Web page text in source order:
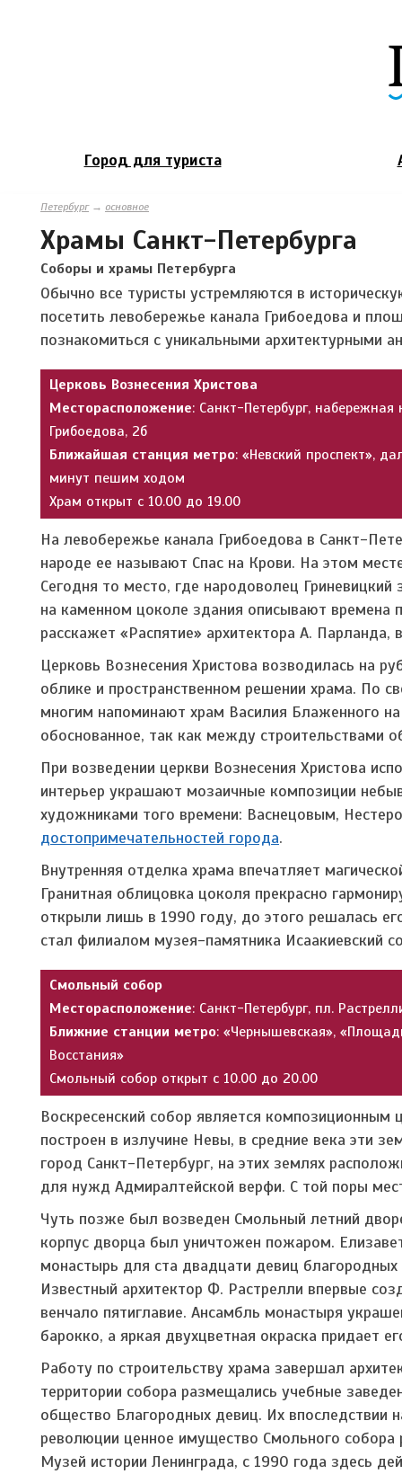
Город для туриста
Петербург→ основное
Храмы Санкт-Петербурга
Соборы и храмы Петербурга
Обычно все туристы устремляются в
посетить левобережье канала Грибоедова и
познакомиться с уникальными архитектурными
Церковь Вознесения Христова
Месторасположение: Санкт-Петербург, набережная
Грибоедова, 2б
Ближайшая станция метро: «Невский проспект»,
минут пешим ходом
Храм открыт с 10.00 до 19.00
На левобережье канала Грибоедова в Санкт-
народе ее называют Спас на Крови. На этом
Сегодня то место, где народоволец
на каменном цоколе здания описывают времена
расскажет «Распятие» архитектора А.
Церковь Вознесения Христова возводилась на
облике и пространственном решении храма. По
многим напоминают храм Василия Блаженного
обоснованное, так как между строительствами
При возведении церкви Вознесения Христова
интерьер украшают мозаичные композиции
художниками того времени: Васнецовым,
достопримечательностей города.
Внутренняя отделка храма впечатляет
Гранитная облицовка цоколя прекрасно
открыли лишь в 1990 году, до этого решалась
стал филиалом музея-памятника Исаакиевский
Смольный собор
Месторасположение: Санкт-Петербург, пл.
Ближние станции метро: «Чернышевская», «
Восстания»
Смольный собор открыт с 10.00 до 20.00
Воскресенский собор является
построен в излучине Невы, в средние века эти
город Санкт-Петербург, на этих землях
для нужд Адмиралтейской верфи. С той поры
Чуть позже был возведен Смольный летний
корпус дворца был уничтожен пожаром.
монастырь для ста двадцати девиц
Известный архитектор Ф. Растрелли впервые
венчало пятиглавие. Ансамбль монастыря
барокко, а яркая двухцветная окраска придает
Работу по строительству храма завершал
территории собора размещались учебные
общество Благородных девиц. Их впоследствии
революции ценное имущество Смольного
Музей истории Ленинграда, с 1990 года здесь